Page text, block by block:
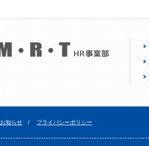
お知らせ / プライバシーポリシー